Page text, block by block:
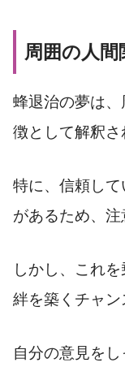
周囲の人
蜂退治の夢は
徴として解釈さ
特に、信頼し
があるため、注
しかし、これ
絆を築くチャン
自分の意見を